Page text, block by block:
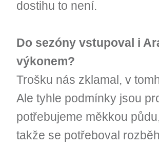
dostihu to není.
Do sezóny vstupoval i
výkonem?
Trošku nás zklamal, v
Ale tyhle podmínky jsou
potřebujeme měkkou
takže se potřeboval